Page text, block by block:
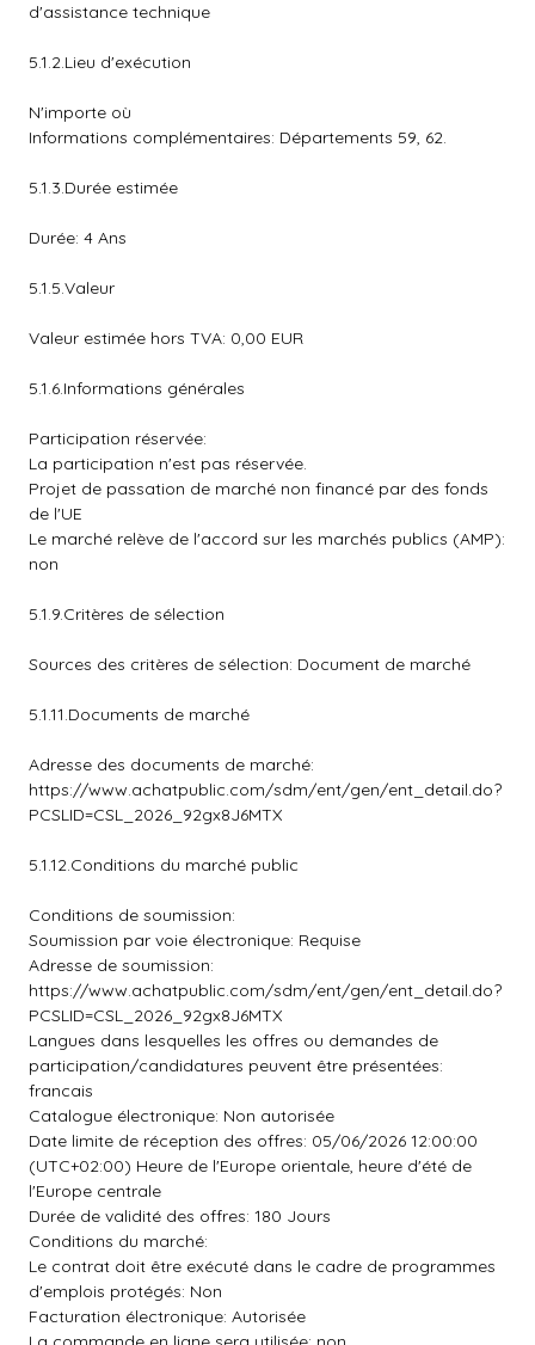
d'assistance technique
5.1.2.Lieu d'exécution
N'importe où
Informations complémentaires: Départements 59, 62.
5.1.3.Durée estimée
Durée: 4 Ans
5.1.5.Valeur
Valeur estimée hors TVA: 0,00 EUR
5.1.6.Informations générales
Participation réservée:
La participation n'est pas réservée.
Projet de passation de marché non financé par des fonds
de l'UE
Le marché relève de l'accord sur les marchés publics (AMP):
non
5.1.9.Critères de sélection
Sources des critères de sélection: Document de marché
5.1.11.Documents de marché
Adresse des documents de marché:
https://www.achatpublic.com/sdm/ent/gen/ent_detail.do?
PCSLID=CSL_2026_92gx8J6MTX
5.1.12.Conditions du marché public
Conditions de soumission:
Soumission par voie électronique: Requise
Adresse de soumission:
https://www.achatpublic.com/sdm/ent/gen/ent_detail.do?
PCSLID=CSL_2026_92gx8J6MTX
Langues dans lesquelles les offres ou demandes de
participation/candidatures peuvent être présentées:
francais
Catalogue électronique: Non autorisée
Date limite de réception des offres: 05/06/2026 12:00:00
(UTC+02:00) Heure de l'Europe orientale, heure d'été de
l'Europe centrale
Durée de validité des offres: 180 Jours
Conditions du marché:
Le contrat doit être exécuté dans le cadre de programmes
d'emplois protégés: Non
Facturation électronique: Autorisée